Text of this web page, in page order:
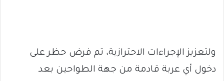
ولتعزيز الإجراءات الاحترازية، تم فرض حظر على
دخول أي عربة قادمة من جهة الطواحين بعد